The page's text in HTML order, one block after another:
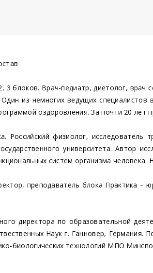
3 блоков. Врач-педиатр, диетолог, врач
из немногих ведущих
оздоровления. За почти 20 лет
Российский физиолог, исследователь
университета. Автор
систем организма человека.
преподаватель блока Практика –
директора по образовательной
Наук г. Ганновер, Германия.
биологических технологий МПО